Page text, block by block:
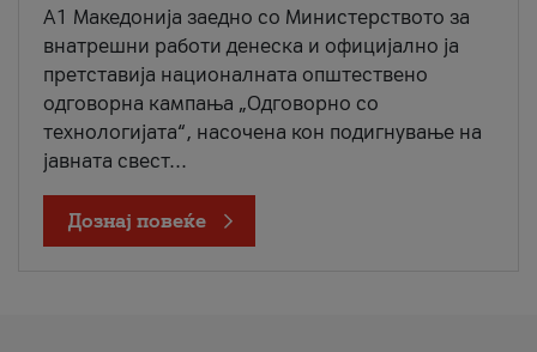
A1 Македонија заедно со Министерството за
внатрешни работи денеска и официјално ја
претставија националната општествено
одговорна кампања „Одговорно со
технологијата“, насочена кон подигнување на
јавната свест...
Дознај повеќе